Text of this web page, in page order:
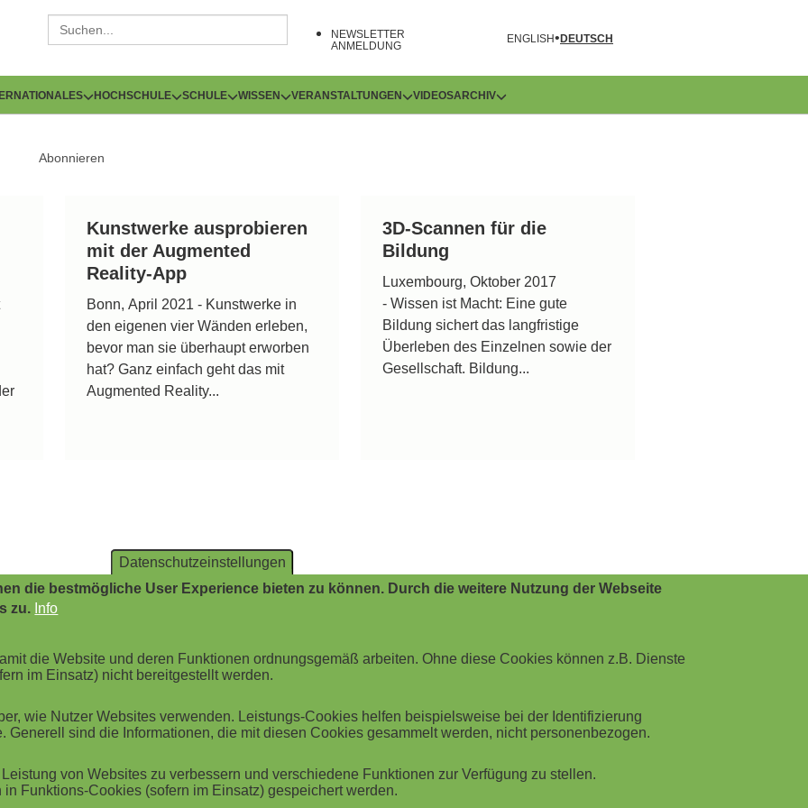
NEWSLETTER
ANMELDUNG
ENGLISH DEUTSCH
HOCHSCHULE SCHULE WISSEN VERANSTALTUNGEN VIDEOSARCHIV
Abonnieren
Kunstwerke ausprobieren
mit der Augmented
Reality-App
Bonn, April 2021 - Kunstwerke in
den eigenen vier Wänden erleben,
bevor man sie überhaupt erworben
hat? Ganz einfach geht das mit
Augmented Reality...
3D-Scannen für die
Bildung
Luxembourg, Oktober 2017
- Wissen ist Macht: Eine gute
Bildung sichert das langfristige
Überleben des Einzelnen sowie der
Gesellschaft. Bildung...
Datenschutzeinstellungen
die bestmögliche User Experience bieten zu können. Durch die weitere Nutzung der Webseite
zu. Info
die Website und deren Funktionen ordnungsgemäß arbeiten. Ohne diese Cookies können z.B. Dienste
im Einsatz) nicht bereitgestellt werden.
wie Nutzer Websites verwenden. Leistungs-Cookies helfen beispielsweise bei der Identifizierung
Generell sind die Informationen, die mit diesen Cookies gesammelt werden, nicht personenbezogen.
von Websites zu verbessern und verschiedene Funktionen zur Verfügung zu stellen.
Funktions-Cookies (sofern im Einsatz) gespeichert werden.